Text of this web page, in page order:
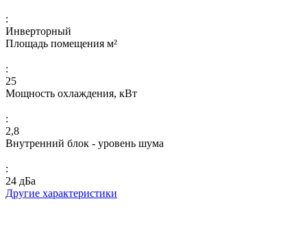
:
Инверторный
Площадь помещения м²
:
25
Мощность охлаждения, кВт
:
2,8
Внутренний блок - уровень шума
:
24 дБа
Другие характеристики